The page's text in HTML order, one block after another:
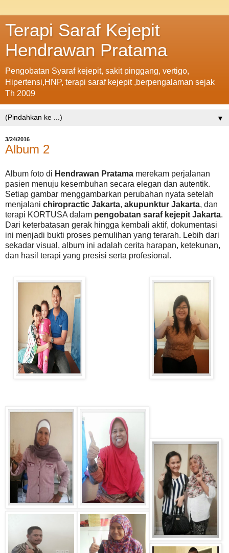
Terapi Saraf Kejepit
Hendrawan Pratama
Pengobatan Syaraf kejepit, sakit pinggang, vertigo,
Hipertensi,HNP, terapi saraf kejepit ,berpengalaman sejak
Th 2009
▼
3/24/2016
Album 2
Album foto di Hendrawan Pratama merekam perjalanan
pasien menuju kesembuhan secara elegan dan autentik.
Setiap gambar menggambarkan perubahan nyata setelah
menjalani chiropractic Jakarta, akupunktur Jakarta, dan
terapi KORTUSA dalam pengobatan saraf kejepit Jakarta.
Dari keterbatasan gerak hingga kembali aktif, dokumentasi
ini menjadi bukti proses pemulihan yang terarah. Lebih dari
sekadar visual, album ini adalah cerita harapan, ketekunan,
dan hasil terapi yang presisi serta profesional.